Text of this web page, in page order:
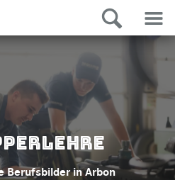
Berufsbilder in Arbon